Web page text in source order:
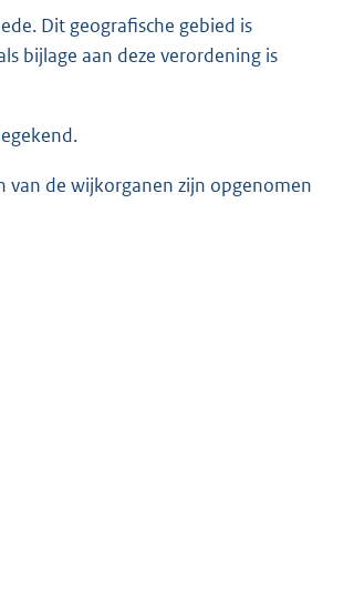
Dit geografische gebied is
bijlage aan deze verordening is
van de wijkorganen zijn opgenomen